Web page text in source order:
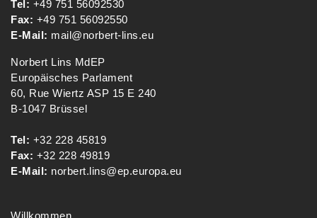
Tel: +49 751 56092530
Fax: +49 751 56092550
E-Mail: mail@norbert-lins.eu
Norbert Lins MdEP
Europäisches Parlament
60, Rue Wiertz ASP 15 E 240
B-1047 Brüssel
Tel: +32 228 45819
Fax: +32 228 49819
E-Mail: norbert.lins@ep.europa.eu
Willkommen